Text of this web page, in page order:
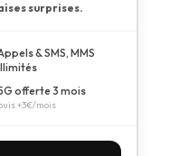
surprises.
& SMS, MMS
offerte 3 mois
+3€/mois